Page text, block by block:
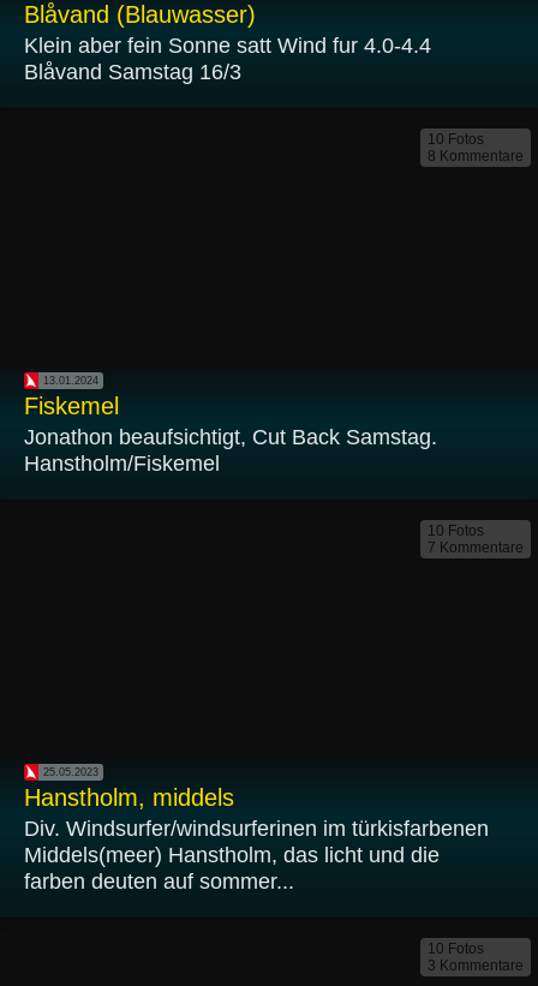
Blåvand (Blauwasser)
Klein aber fein Sonne satt Wind fur 4.0-4.4
Blåvand Samstag 16/3
10 Fotos
8 Kommentare
13.01.2024
Fiskemel
Jonathon beaufsichtigt, Cut Back Samstag.
Hanstholm/Fiskemel
10 Fotos
7 Kommentare
25.05.2023
Hanstholm, middels
Div. Windsurfer/windsurferinen im türkisfarbenen
Middels(meer) Hanstholm, das licht und die
farben deuten auf sommer...
10 Fotos
3 Kommentare